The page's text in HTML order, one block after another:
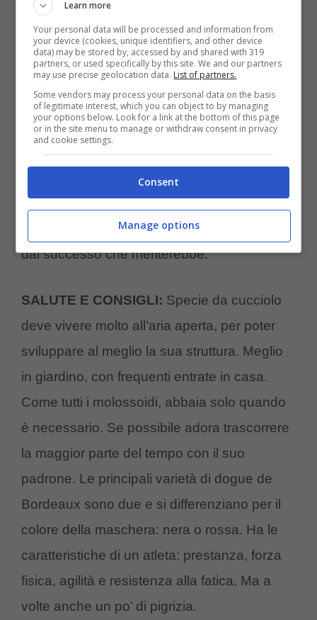
esiste un pericolo per sé o per i suoi cari. Del
Dogue dicono che abbia una faccia “da
pugile suonato”, in realtà è uno splendido
esempio di bellezza funzionale. È ancora
poco diffuso in Italia, anche se i soggetti
presenti sono di ottimo livello e vincono
anche alle esposizioni francesi. Ultimamente
ha cominciato a conquistare un discreto
numero di appassionati, ma è ancora lontano
dal successo che meriterebbe.
SALUTE E CONSIGLI: Specie da cucciolo
deve vivere molto all’aria aperta, per poter
sviluppare al meglio la sua struttura. Meglio
in giardino, con frequenti entrate in casa.
Come tutti i molossoidi, abbaia solo quando
è necessario. Se possibile adora trascorrere
la maggior parte del tempo con il suo
padrone. Le principali varietà di dogue de
Bordeaux sono due e si differenziano per il
colore della maschera: nera o rossa. Ha le
caratteristiche di un atleta: prestanza, forza
fisica, agilità e resistenza alla fatica. Ma a
volte anche un po’ di pigrizia.
Learn more
Your personal data will be processed and information from
your device (cookies, unique identifiers, and other device
data) may be stored by, accessed by and shared with 319
partners, or used specifically by this site. We and our partners
may use precise geolocation data. List of partners.
Some vendors may process your personal data on the basis
of legitimate interest, which you can object to by managing
your options below. Look for a link at the bottom of this page
or in the site menu to manage or withdraw consent in privacy
and cookie settings.
Consent
Manage options